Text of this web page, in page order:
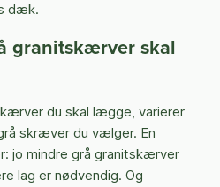
dæk.
granitskærver skal
du skal lægge, varierer
skræver du vælger. En
jo mindre grå granitskærver
lag er nødvendig. Og